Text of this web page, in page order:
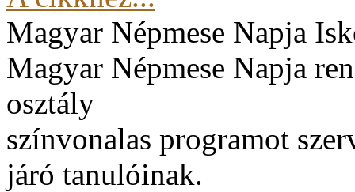
Magyar Népmese Napja
Magyar Népmese Napja
osztály
színvonalas programot
járó tanulóinak.